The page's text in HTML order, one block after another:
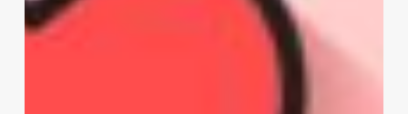
inteligencia
emocional